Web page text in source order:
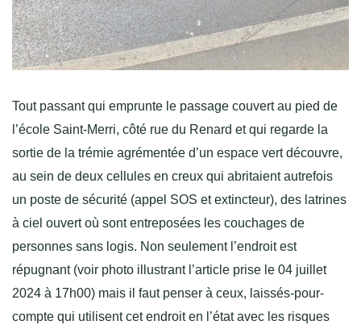
Tout passant qui emprunte le passage couvert au pied de
l’école Saint-Merri, côté rue du Renard et qui regarde la
sortie de la trémie agrémentée d’un espace vert découvre,
au sein de deux cellules en creux qui abritaient autrefois
un poste de sécurité (appel SOS et extincteur), des latrines
à ciel ouvert où sont entreposées les couchages de
personnes sans logis. Non seulement l’endroit est
répugnant (voir photo illustrant l’article prise le 04 juillet
2024 à 17h00) mais il faut penser à ceux, laissés-pour-
compte qui utilisent cet endroit en l’état avec les risques